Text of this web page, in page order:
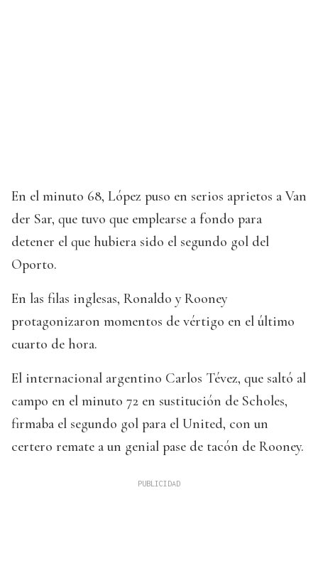
En el minuto 68, López puso en serios aprietos a Van
der Sar, que tuvo que emplearse a fondo para
detener el que hubiera sido el segundo gol del
Oporto.
En las filas inglesas, Ronaldo y Rooney
protagonizaron momentos de vértigo en el último
cuarto de hora.
El internacional argentino Carlos Tévez, que saltó al
campo en el minuto 72 en sustitución de Scholes,
firmaba el segundo gol para el United, con un
certero remate a un genial pase de tacón de Rooney.